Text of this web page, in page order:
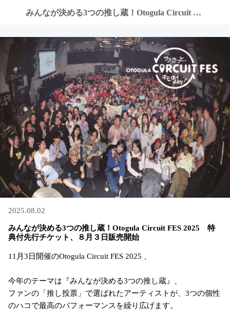
みんなが決める3つの推し蔵！Otogula Circuit FES 2025 特典付先行チケット、８月３日販売開始
2025.08.02
みんなが決める3つの推し蔵！Otogula Circuit FES 2025 特
典付先行チケット、８月３日販売開始
11月3日開催のOtogula Circuit FES 2025 、
今年のテーマは『みんなが決める3つの推し蔵』、
ファンの「推し投票」で選ばれたアーティストが、3つの個性
のハコで最高のパフォーマンスを繰り広げます。